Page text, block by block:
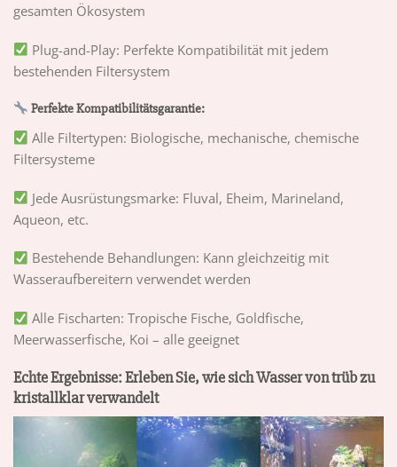
gesamten Ökosystem
Plug-and-Play: Perfekte Kompatibilität mit jedem
bestehenden Filtersystem
Perfekte Kompatibilitätsgarantie:
Alle Filtertypen: Biologische, mechanische, chemische
Filtersysteme
Jede Ausrüstungsmarke: Fluval, Eheim, Marineland,
Aqueon, etc.
Bestehende Behandlungen: Kann gleichzeitig mit
Wasseraufbereitern verwendet werden
Alle Fischarten: Tropische Fische, Goldfische,
Meerwasserfische, Koi – alle geeignet
Echte Ergebnisse: Erleben Sie, wie sich Wasser von trüb zu
kristallklar verwandelt